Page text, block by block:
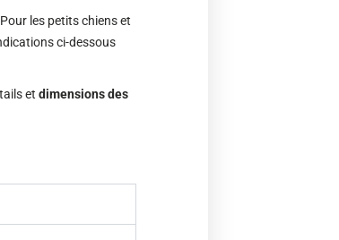
les petits chiens et
ci-dessous
etdimensions des